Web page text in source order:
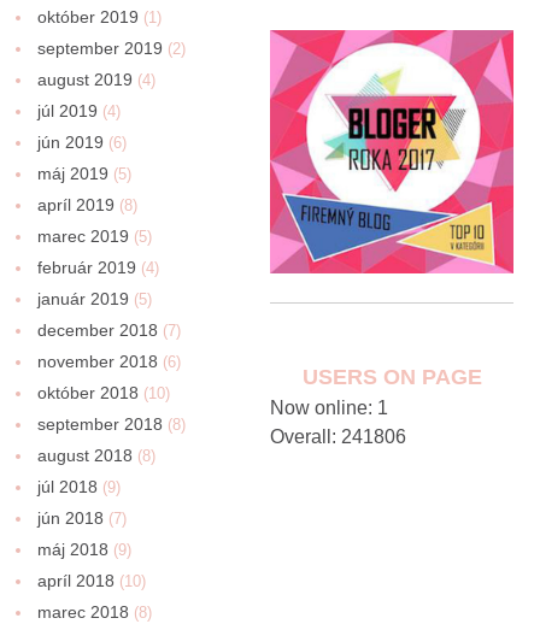
október 2019 (1)
september 2019 (2)
august 2019 (4)
júl 2019 (4)
jún 2019 (6)
máj 2019 (5)
apríl 2019 (8)
marec 2019 (5)
február 2019 (4)
január 2019 (5)
december 2018 (7)
november 2018 (6)
október 2018 (10)
september 2018 (8)
august 2018 (8)
júl 2018 (9)
jún 2018 (7)
máj 2018 (9)
apríl 2018 (10)
marec 2018 (8)
USERS ON PAGE
Now online: 1
Overall: 241806